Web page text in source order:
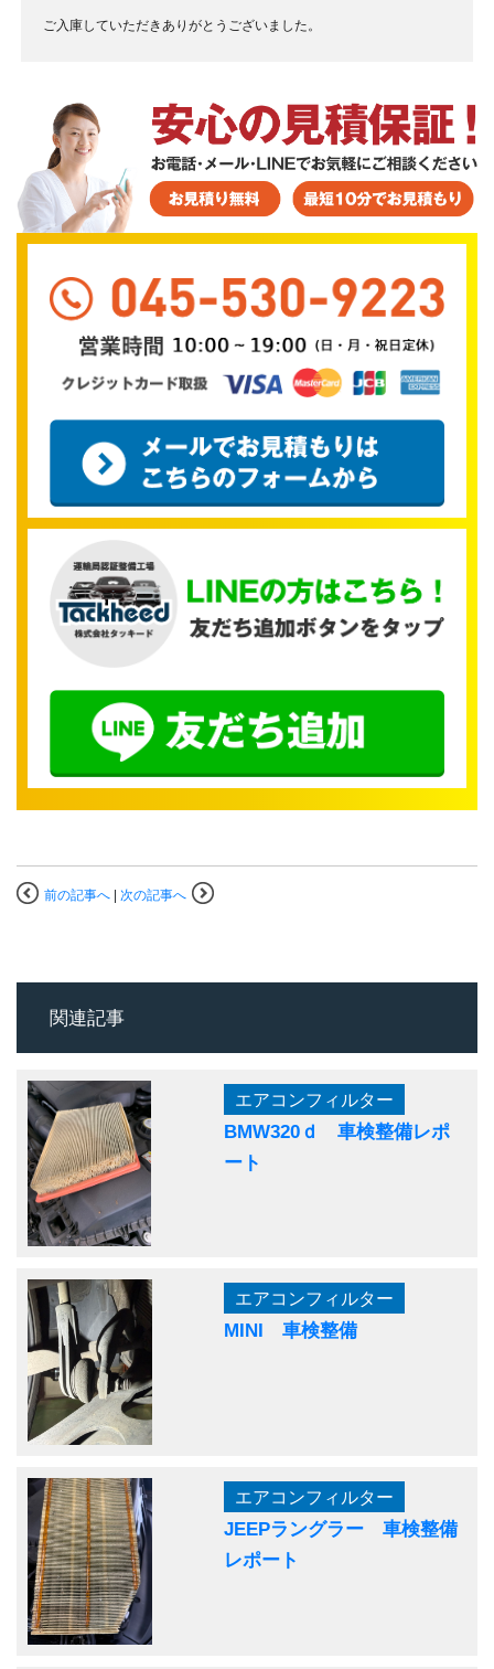
ご入庫していただきありがとうございました。
前の記事へ 次の記事へ
関連記事
エアコンフィルター
BMW320ｄ 車検整備レポ
ート
エアコンフィルター
MINI 車検整備
エアコンフィルター
JEEPラングラー 車検整備
レポート